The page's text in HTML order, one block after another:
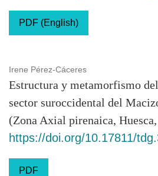
PDF (English)
Irene Pérez-Cáceres
Estructura y metamorfismo
sector suroccidental del
(Zona Axial pirenaica, Huesca,
https://doi.org/10.17811/
PDF